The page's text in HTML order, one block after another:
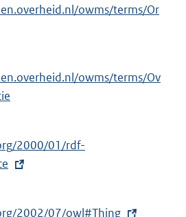
owms/terms/Or
owms/terms/Ov
2000/01/rdf-
2002/07/owl#Thing